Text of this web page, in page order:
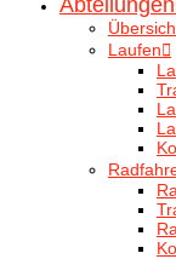
Abteilungen
Laufen